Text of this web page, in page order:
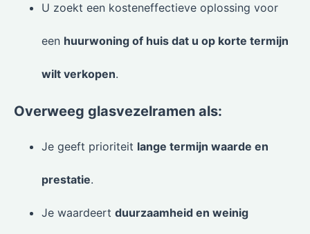
U zoekt een kosteneffectieve oplossing voor
een huurwoning of huis dat u op korte termijn
wilt verkopen.
Overweeg glasvezelramen als:
Je geeft prioriteit lange termijn waarde en
prestatie.
Je waardeert duurzaamheid en weinig